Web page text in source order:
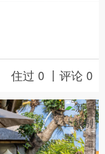
住过 0 丨评论 0